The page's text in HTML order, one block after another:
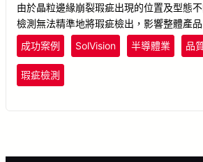
由於晶粒邊緣崩裂瑕疵出現的位置及型態
檢測無法精準地將瑕疵檢出，影響整體產
AI影像技術，將影像樣本中的瑕疵特徵予以
模型即可自動檢出並標註晶粒邊緣崩裂瑕疵
片在後續封裝製程中斷裂的風險。
成功案例 SolVision 半導體業 品
瑕疵檢測